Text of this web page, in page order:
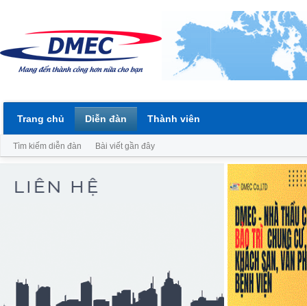
Trang chủ Diễn đàn
Tìm kiếm diễn đàn Bài viết gần đây
Thành viên